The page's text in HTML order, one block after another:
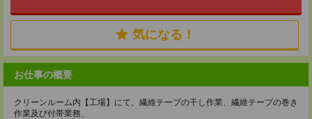
気になる！
お仕事の概要
クリーンルーム内【工場】にて、繊維テープの干し作業、繊維テープの巻き
作業及び付帯業務、